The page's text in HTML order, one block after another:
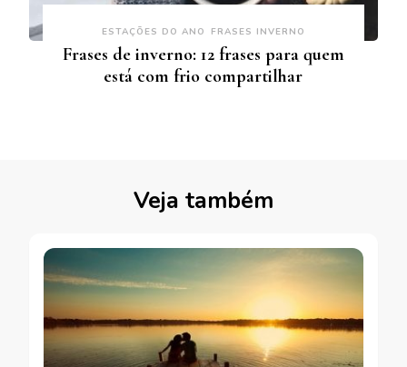
ESTAÇÕES DO ANO FRASES INVERNO
Frases de inverno: 12 frases para quem
está com frio compartilhar
Veja também